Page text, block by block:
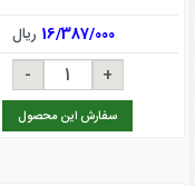
16/387/000 ریال
سفارش این محصول